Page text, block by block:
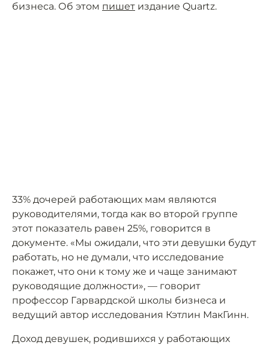
бизнеса. Об этом пишет издание Quartz.
33% дочерей работающих мам являются
руководителями, тогда как во второй группе
этот показатель равен 25%, говорится в
документе. «Мы ожидали, что эти девушки будут
работать, но не думали, что исследование
покажет, что они к тому же и чаще занимают
руководящие должности», — говорит
профессор Гарвардской школы бизнеса и
ведущий автор исследования Кэтлин МакГинн.
Доход девушек, родившихся у работающих